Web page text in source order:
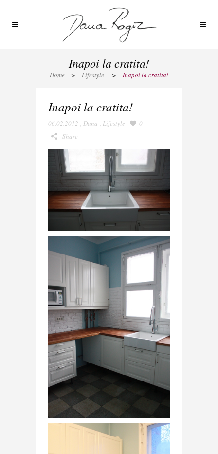
Inapoi la cratita!
Home > Lifestyle > Inapoi la cratita!
Inapoi la cratita!
06.02.2012 , Dana , Lifestyle
0
Share